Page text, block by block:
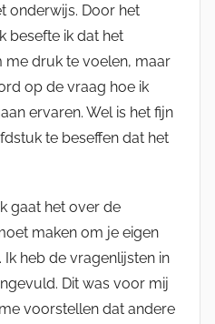
onderwijs. Door het
besefte ik dat het
me druk te voelen, maar
op de vraag hoe ik
ervaren. Wel is het fijn
te beseffen dat het
gaat het over de
maken om je eigen
heb de vragenlijsten in
Dit was voor mij
voorstellen dat andere